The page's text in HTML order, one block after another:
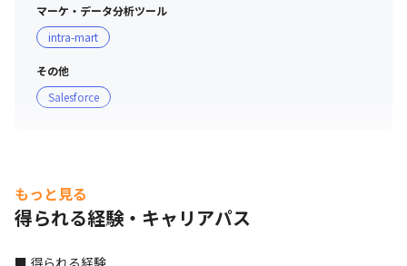
マーケ・データ分析ツール
intra-mart
その他
Salesforce
もっと見る
得られる経験・キャリアパス
■ 得られる経験